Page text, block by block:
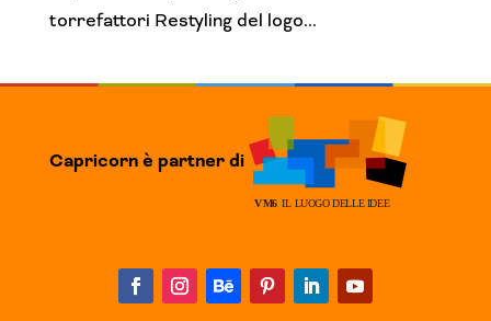
torrefattori Restyling del logo...
Capricorn è partner di